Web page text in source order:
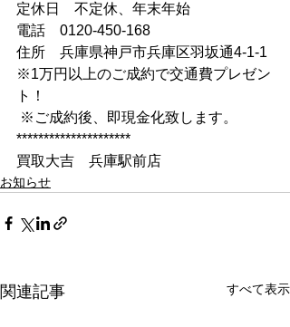
定休日　不定休、年末年始
電話　0120-450-168
住所　兵庫県神戸市兵庫区羽坂通4-1-1
※1万円以上のご成約で交通費プレゼン
ト！
※ご成約後、即現金化致します。
*********************
買取大吉　兵庫駅前店
お知らせ
関連記事 すべて表示